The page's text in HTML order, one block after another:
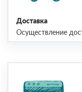
Доставка
Осуществление